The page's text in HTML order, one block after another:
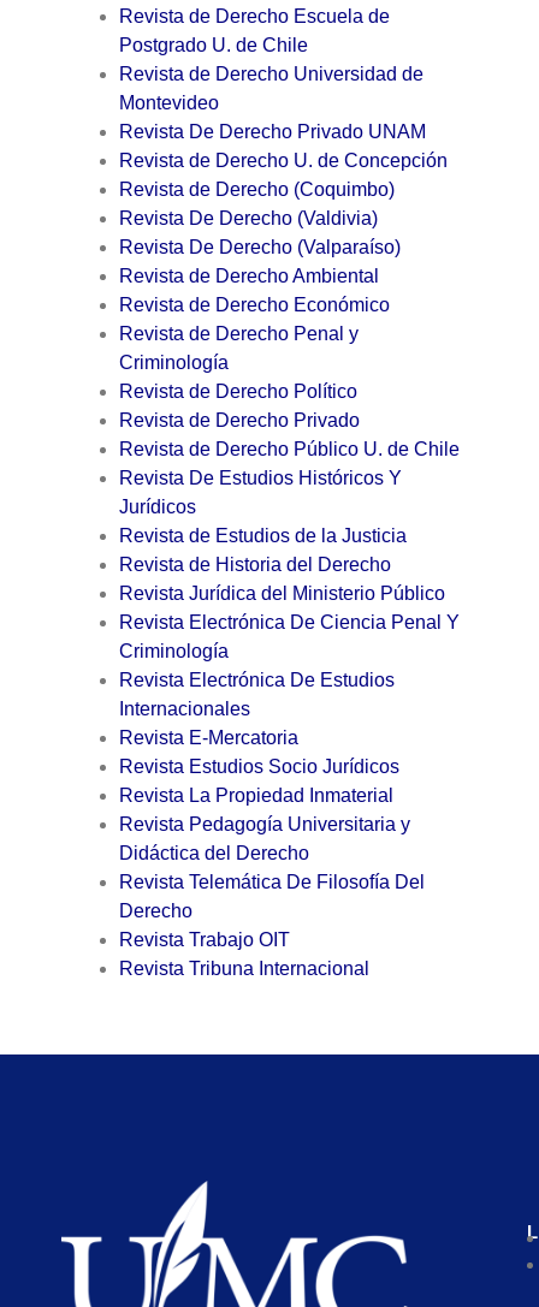
Revista de Derecho Escuela de
Postgrado U. de Chile
Revista de Derecho Universidad de
Montevideo
Revista De Derecho Privado UNAM
Revista de Derecho U. de Concepción
Revista de Derecho (Coquimbo)
Revista De Derecho (Valdivia)
Revista De Derecho (Valparaíso)
Revista de Derecho Ambiental
Revista de Derecho Económico
Revista de Derecho Penal y
Criminología
Revista de Derecho Político
Revista de Derecho Privado
Revista de Derecho Público U. de Chile
Revista De Estudios Históricos Y
Jurídicos
Revista de Estudios de la Justicia
Revista de Historia del Derecho
Revista Jurídica del Ministerio Público
Revista Electrónica De Ciencia Penal Y
Criminología
Revista Electrónica De Estudios
Internacionales
Revista E-Mercatoria
Revista Estudios Socio Jurídicos
Revista La Propiedad Inmaterial
Revista Pedagogía Universitaria y
Didáctica del Derecho
Revista Telemática De Filosofía Del
Derecho
Revista Trabajo OIT
Revista Tribuna Internacional